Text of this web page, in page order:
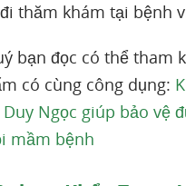
thăm khám tại bệnh
bạn đọc có thể tham
có cùng công dụng:
Ngọc giúp bảo vệ
mầm bệnh